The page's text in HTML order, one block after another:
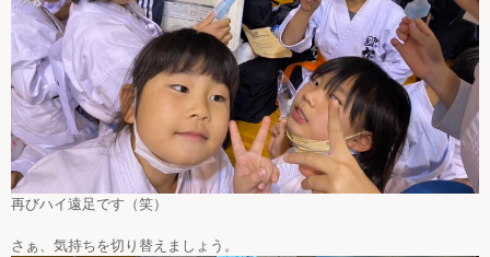
再びハイ遠足です（笑）
さぁ、気持ちを切り替えましょう。